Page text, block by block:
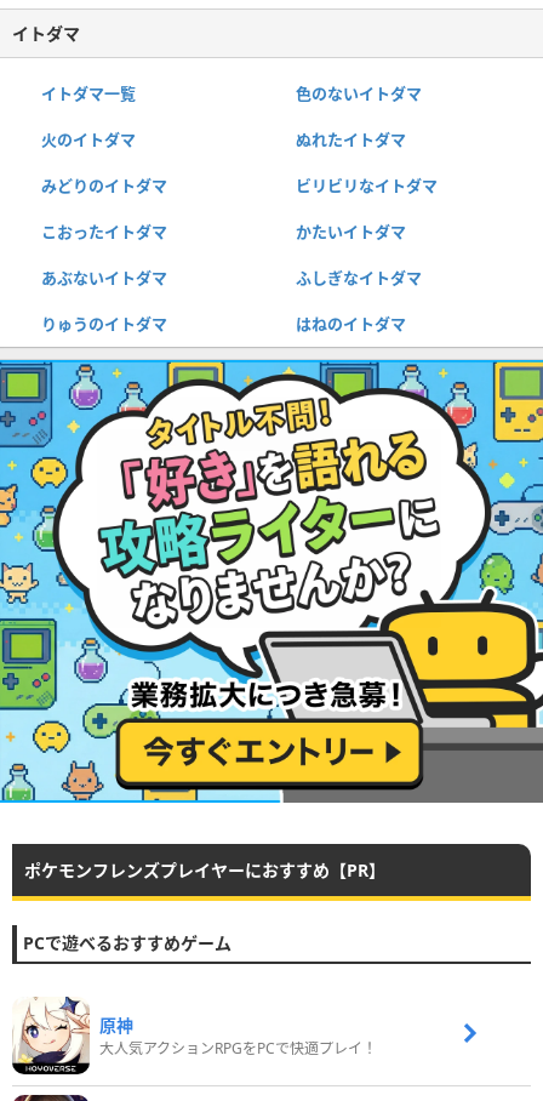
イトダマ
イトダマ一覧 色のないイトダマ
火のイトダマ ぬれたイトダマ
みどりのイトダマ ビリビリなイトダマ
こおったイトダマ かたいイトダマ
あぶないイトダマ ふしぎなイトダマ
りゅうのイトダマ はねのイトダマ
ポケモンフレンズプレイヤーにおすすめ【PR】
PCで遊べるおすすめゲーム
原神
大人気アクションRPGをPCで快適プレイ！